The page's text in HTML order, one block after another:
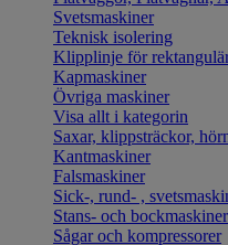
Svetsmaskiner
Teknisk isolering
Klipplinje för
Kapmaskiner
Övriga maskiner
Visa allt i kategorin
Saxar, klippsträckor,
Kantmaskiner
Falsmaskiner
Sick-, rund- ,
Stans- och bockmaskiner
Sågar och kompressorer